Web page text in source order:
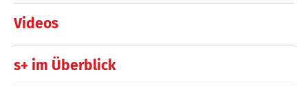
Videos
s+ im Überblick